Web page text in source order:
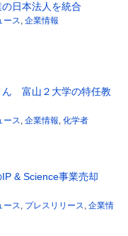
日本法人を統合
ース, 企業情報
ん 富山２大学の特任教
ース, 企業情報, 化学者
& Science事業売却
ース, プレスリリース, 企業情